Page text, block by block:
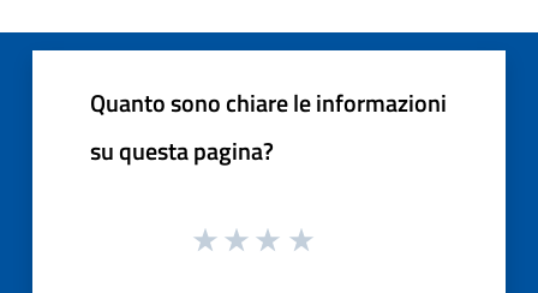
Quanto sono chiare le informazioni
su questa pagina?